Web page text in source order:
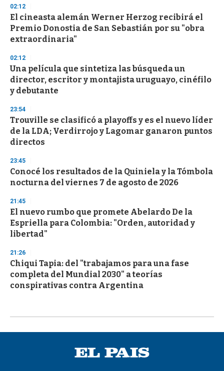
d
s
02:12
El cineasta alemán Werner Herzog recibirá el
Premio Donostia de San Sebastián por su "obra
extraordinaria"
02:12
Una película que sintetiza las búsqueda un
director, escritor y montajista uruguayo, cinéfilo
y debutante
23:54
Trouville se clasificó a playoffs y es el nuevo líder
de la LDA; Verdirrojo y Lagomar ganaron puntos
directos
23:45
Conocé los resultados de la Quiniela y la Tómbola
nocturna del viernes 7 de agosto de 2026
21:45
El nuevo rumbo que promete Abelardo De la
Espriella para Colombia: "Orden, autoridad y
libertad"
21:26
Chiqui Tapia: del "trabajamos para una fase
completa del Mundial 2030" a teorías
conspirativas contra Argentina